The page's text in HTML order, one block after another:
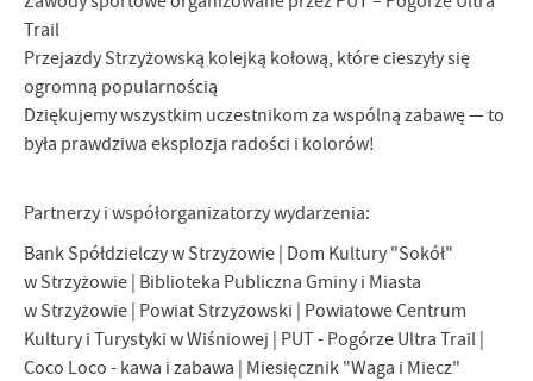
Trail
Przejazdy Strzyżowską kolejką kołową, które cieszyły się
ogromną popularnością
Dziękujemy wszystkim uczestnikom za wspólną zabawę — to
była prawdziwa eksplozja radości i kolorów!
Partnerzy i współorganizatorzy wydarzenia:
Bank Spółdzielczy w Strzyżowie | Dom Kultury "Sokół"
w Strzyżowie | Biblioteka Publiczna Gminy i Miasta
w Strzyżowie | Powiat Strzyżowski | Powiatowe Centrum
Kultury i Turystyki w Wiśniowej | PUT - Pogórze Ultra Trail |
Coco Loco - kawa i zabawa | Miesięcznik "Waga i Miecz"
ocenę naszych serwisów internetowych pod względem ich
popularności wśród użytkowników. Zgromadzone informacje są
przetwarzane w formie zanonimizowanej. Wyrażenie zgody na
analityczne pliki cookies gwarantuje dostępność wszystkich
funkcjonalności.
Reklamowe
Dzięki reklamowym plikom cookies prezentujemy Ci najciekawsze
informacje i aktualności na stronach naszych partnerów.
Promocyjne pliki cookies służą do prezentowania Ci naszych
komunikatów na podstawie analizy Twoich upodobań oraz Twoich
promocyjne mogą pojawić się na stronach podmiotów trzecich lub
firm będących naszymi partnerami oraz innych dostawców usług.
Firmy te działają w charakterze pośredników prezentujących nasze
treści w postaci wiadomości, ofert, komunikatów mediów
społecznościowych.
Więcej